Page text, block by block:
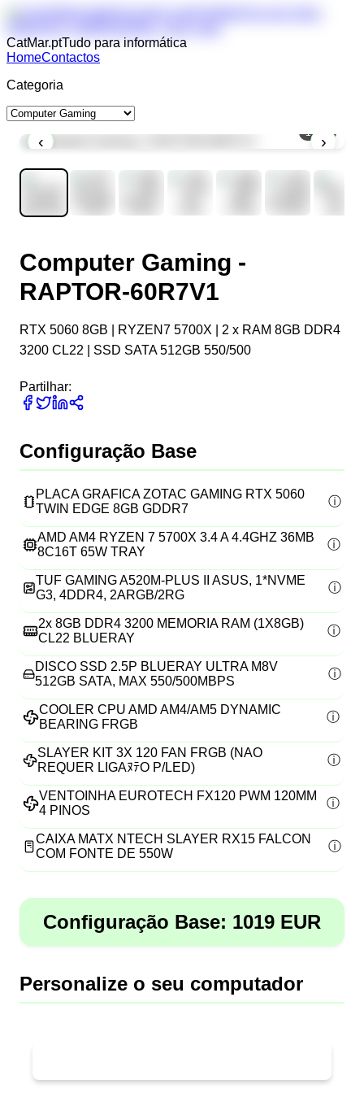
CatMar.ptTudo para informática
HomeContactos
Categoria
‹ ›
1/
Computer Gaming -
RAPTOR-60R7V1
RTX 5060 8GB | RYZEN7 5700X | 2 x RAM 8GB DDR4
3200 CL22 | SSD SATA 512GB 550/500
Partilhar:
Configuração Base
PLACA GRAFICA ZOTAC GAMING RTX 5060
TWIN EDGE 8GB GDDR7
AMD AM4 RYZEN 7 5700X 3.4 A 4.4GHZ 36MB
8C16T 65W TRAY
TUF GAMING A520M-PLUS II ASUS, 1*NVME
G3, 4DDR4, 2ARGB/2RG
2x 8GB DDR4 3200 MEMORIA RAM (1X8GB)
CL22 BLUERAY
DISCO SSD 2.5P BLUERAY ULTRA M8V
512GB SATA, MAX 550/500MBPS
COOLER CPU AMD AM4/AM5 DYNAMIC
BEARING FRGB
SLAYER KIT 3X 120 FAN FRGB (NAO
REQUER LIGAﾇﾃO P/LED)
VENTOINHA EUROTECH FX120 PWM 120MM
4 PINOS
CAIXA MATX NTECH SLAYER RX15 FALCON
COM FONTE DE 550W
Configuração Base: 1019 EUR
Personalize o seu computador